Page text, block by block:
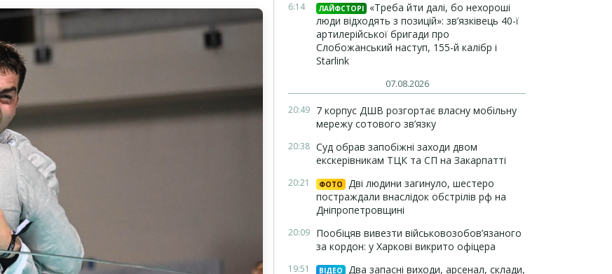
6:14 ЛАЙФСТОРІ
«Треба йти далі, бо нехороші
люди відходять з позицій»: зв’язківець 40-ї
артилерійської бригади про
Слобожанський наступ, 155-й калібр і
Starlink
07.08.2026
20:49 7 корпус ДШВ розгортає власну мобільну
мережу сотового зв’язку
20:38 Суд обрав запобіжні заходи двом
екскерівникам ТЦК та СП на Закарпатті
20:21 ФОТО
Дві людини загинуло, шестеро
постраждали внаслідок обстрілів рф на
Дніпропетровщині
20:09 Пообіцяв вивезти військовозобов’язаного
за кордон: у Харкові викрито офіцера
19:51 ВІДЕО
Два запасні виходи, арсенал, склади,